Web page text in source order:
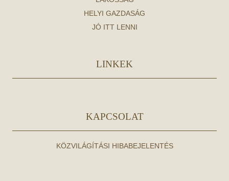
HELYI GAZDASÁG
JÓ ITT LENNI
LINKEK
KAPCSOLAT
KÖZVILÁGÍTÁSI HIBABEJELENTÉS